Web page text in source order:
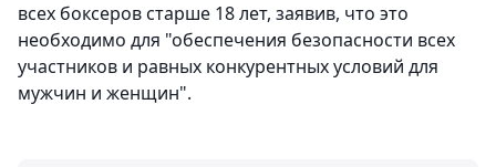
всех боксеров старше 18 лет, заявив, что это
необходимо для "обеспечения безопасности всех
участников и равных конкурентных условий для
мужчин и женщин".